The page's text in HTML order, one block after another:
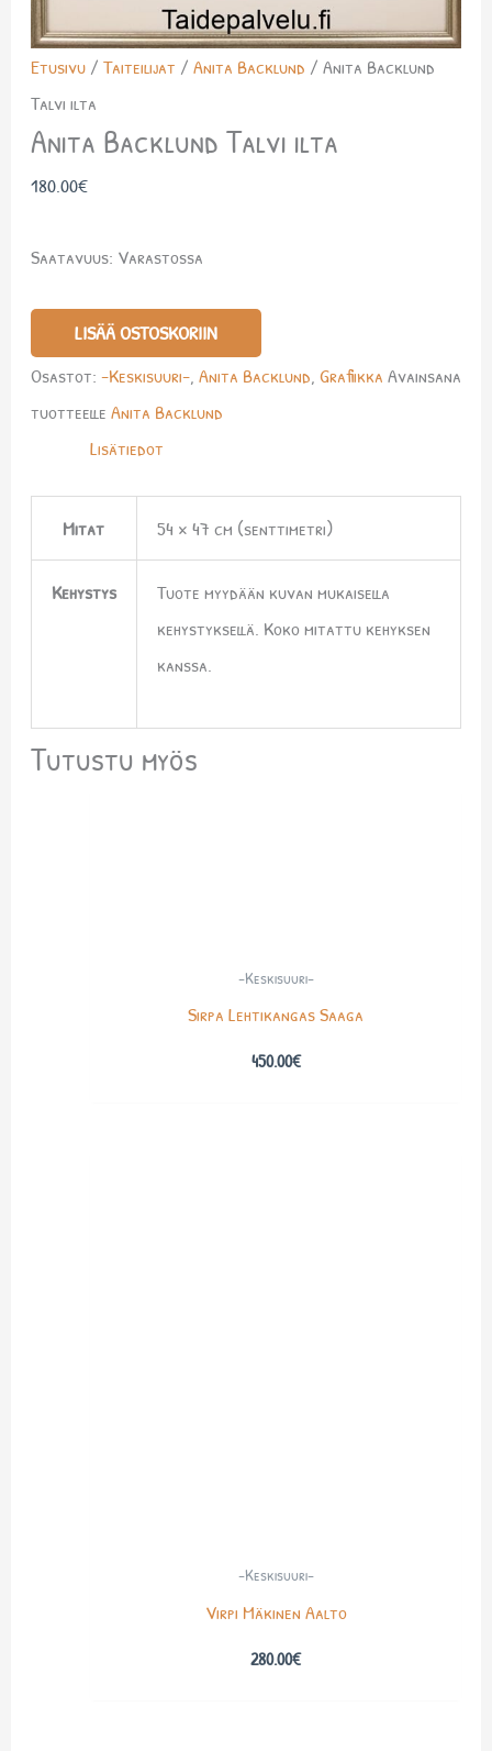
Etusivu/ Taiteilijat / Anita Backlund / Anita Backlund
Talvi ilta
Anita Backlund Talvi ilta
180.00€
Saatavuus: Varastossa
LISÄÄ OSTOSKORIIN
Osastot: -Keskisuuri-, Anita Backlund, Grafiikka Avainsana
tuotteelle Anita Backlund
Lisätiedot
Mitat 54 × 47 cm (senttimetri)
Kehystys
Tuote myydään kuvan mukaisella
kehystyksellä. Koko mitattu kehyksen
kanssa.
Tutustu myös
-Keskisuuri-
Sirpa Lehtikangas Saaga
450.00€
-Keskisuuri-
Virpi Mäkinen Aalto
280.00€